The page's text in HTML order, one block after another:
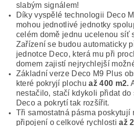
slabým signálem!
Díky vyspělé technologii Deco
mohou jednotlivé jednotky
celém domě jednu ucelenou síť
Zařízení se budou automaticky
jednotce Deco, která mu při
domem zajistí nejrychlejší
Základní verze Deco M9 Plus
které pokryjí plochuaž 400 m2.
nestačilo, stačí kdykoli přidat
Deco a pokrytí tak rozšířit.
Tři samostatná pásma poskytují
připojení o celkové rychlostiaž